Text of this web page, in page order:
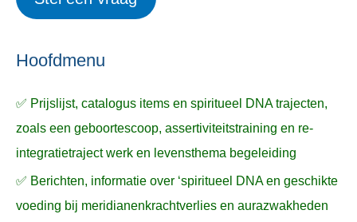
e
n
k
a
r
:
Hoofdmenu
✅ Prijslijst, catalogus items en spiritueel DNA trajecten,
zoals een geboortescoop, assertiviteitstraining en re-
integratietraject werk en levensthema begeleiding
✅ Berichten, informatie over ‘spiritueel DNA en geschikte
voeding bij meridianenkrachtverlies en aurazwakheden
p
n